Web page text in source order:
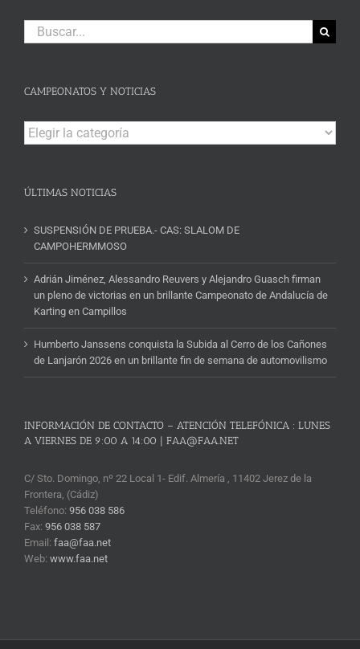
Buscar:
CAMPEONATOS Y NOTICIAS
Campeonatos
y
ÚLTIMAS NOTICIAS
SUSPENSIÓN DE PRUEBA.- CAS: SLALOM DE
CAMPOHERMMOSO
Adrián Jiménez, Alessandro Reuvers y Alejandro Guasch firman
un pleno de victorias en un brillante Campeonato de Andalucía de
Karting en Campillos
Humberto Janssens conquista la Subida al Cerro de los Cañones
de Lanjarón 2026 en un brillante fin de semana de automovilismo
INFORMACIÓN DE CONTACTO – ATENCIÓN TELEFÓNICA : LUNES
A VIERNES DE 9:00 A 14:00 | FAA@FAA.NET
C/ Sto. Domingo, nº 22 Local 1- Edif. Almería , 11402 Jerez de la
Frontera, (Cádiz)
Teléfono: 956 038 586
Fax: 956 038 587
Email: faa@faa.net
Web: www.faa.net